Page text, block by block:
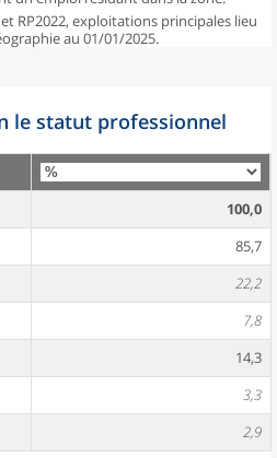
et RP2022, exploitations principales lieu
au 01/01/2025.
le statut professionnel
100,0
85,7
22,2
7,8
14,3
3,3
2,9